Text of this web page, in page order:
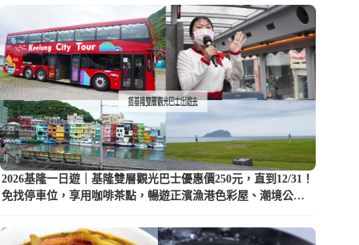
2026基隆一日遊｜基隆雙層觀光巴士優惠價250元，直到12/31！
免找停車位，享用咖啡茶點，暢遊正濱漁港色彩屋、潮境公園